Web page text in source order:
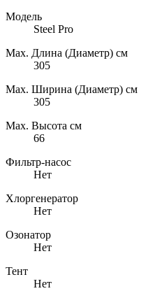
Модель
Steel Pro
Max. Длина (Диаметр) см
305
Max. Ширина (Диаметр) см
305
Max. Высота см
66
Фильтр-насос
Нет
Хлоргенератор
Нет
Озонатор
Нет
Тент
Нет